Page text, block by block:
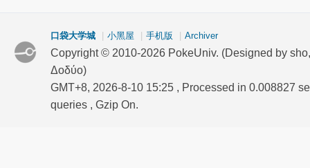
口袋大学城 小黑屋 手机版 Archiver
Copyright © 2010-2026 PokeUniv. (Designed by
Δοδύο)
GMT+8, 2026-8-10 15:25 , Processed in 0.008827
queries , Gzip On.